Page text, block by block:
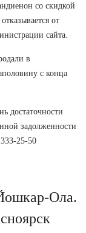
со скидкой
от
сайта.
в
с конца
достаточности
задолженности
25-50
Ола.